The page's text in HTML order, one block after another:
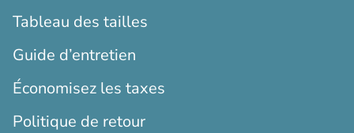
Tableau des tailles
Guide d’entretien
Économisez les taxes
Politique de retour